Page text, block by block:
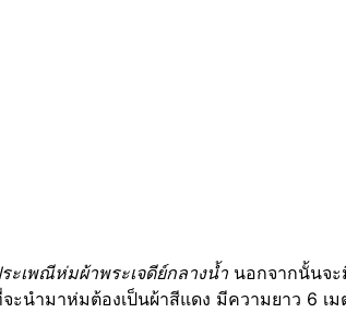
ะเพณีห่มผ้าพระเจดีย์กลางน้ำ นอกจากนั้นจะ
ะนำมาห่มต้องเป็นผ้าสีแดง มีความยาว 6